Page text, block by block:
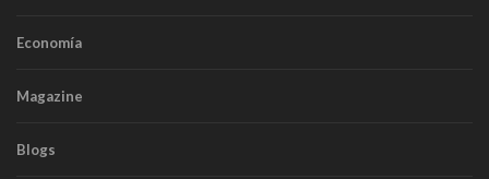
Economía
Magazine
Blogs